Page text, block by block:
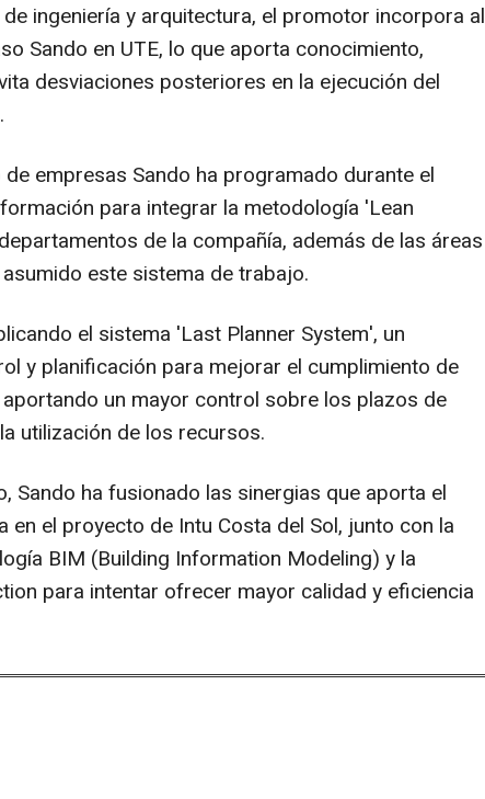
ingeniería y arquitectura, el promotor incorpora al
Sando en UTE, lo que aporta conocimiento,
desviaciones posteriores en la ejecución del
empresas Sando ha programado durante el
para integrar la metodología 'Lean
de la compañía, además de las áreas
este sistema de trabajo.
el sistema 'Last Planner System', un
y planificación para mejorar el cumplimiento de
un mayor control sobre los plazos de
utilización de los recursos.
Sando ha fusionado las sinergias que aporta el
en el proyecto de Intu Costa del Sol, junto con la
BIM (Building Information Modeling) y la
para intentar ofrecer mayor calidad y eficiencia